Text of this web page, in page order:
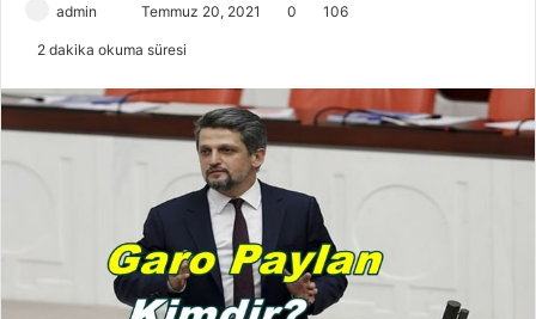
admin
e
a
g
Temmuz 20, 2021 0 106
2 dakika okuma süresi